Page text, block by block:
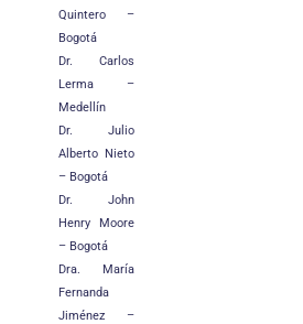
Quintero –
Bogotá
Dr. Carlos
Lerma –
Medellín
Dr. Julio
Alberto Nieto
– Bogotá
Dr. John
Henry Moore
– Bogotá
Dra. María
Fernanda
Jiménez –